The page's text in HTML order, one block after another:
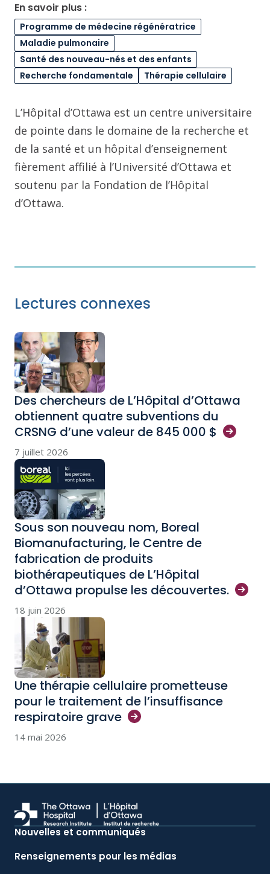
En savoir plus :
Programme de médecine régénératrice
Maladie pulmonaire
Santé des nouveau-nés et des enfants
Recherche fondamentale
Thérapie cellulaire
L’Hôpital d’Ottawa est un centre universitaire
de pointe dans le domaine de la recherche et
de la santé et un hôpital d’enseignement
fièrement affilié à l’Université d’Ottawa et
soutenu par la Fondation de l’Hôpital
d’Ottawa.
Lectures connexes
Des chercheurs de L’Hôpital d’Ottawa
obtiennent quatre subventions du
CRSNG d’une valeur de 845 000 $
7 juillet 2026
Sous son nouveau nom, Boreal
Biomanufacturing, le Centre de
fabrication de produits
biothérapeutiques de L’Hôpital
d’Ottawa propulse les découvertes.
18 juin 2026
Une thérapie cellulaire prometteuse
pour le traitement de l’insuffisance
respiratoire grave
14 mai 2026
Nouvelles et communiqués
Renseignements pour les médias